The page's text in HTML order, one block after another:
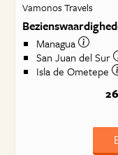
Vamonos Travels
Managua
San Juan del Sur
Isla de Ometepe